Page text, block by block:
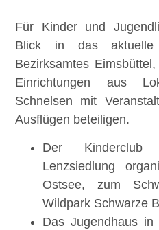
Für Kinder und
Blick in das aktuelle
Bezirksamtes
Einrichtungen aus
Schnelsen mit
Ausflügen beteiligen.
Der
Lenzsiedlung
Ostsee, zum
Wildpark Schwarze
Das Jugendhaus in